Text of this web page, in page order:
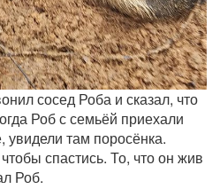
сосед Роба и сказал, что
Роб с семьёй приехали
увидели там поросёнка.
спастись. То, что он жив
Роб.